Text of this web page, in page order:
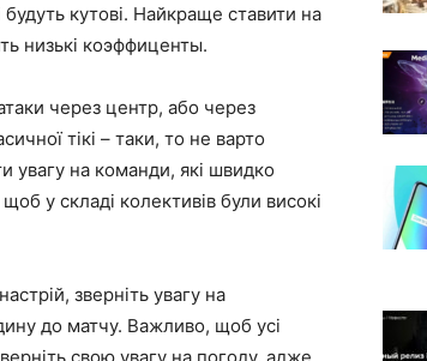
кутові. Найкраще ставити на
низькі коэффиценты.
через центр, або через
тікі – таки, то не варто
увагу на команди, які швидко
у складі колективів були високі
зверніть увагу на
до матчу. Важливо, щоб усі
свою увагу на погоду, адже